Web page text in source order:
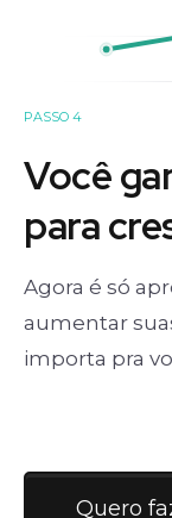
PASSO 4
Você
para
Agora é só
aumentar
importa pra
Quero